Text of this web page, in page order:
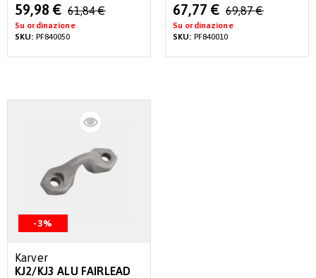
Special
Price
59,98 € 61,84 €
Su ordinazione
SKU: PF840050
Special
Price
67,77 € 69,87 €
Su ordinazione
SKU: PF840010
-3%
Karver
KJ2/KJ3 ALU FAIRLEAD